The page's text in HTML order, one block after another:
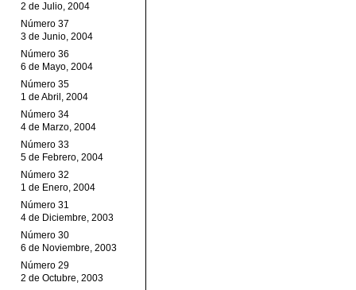
2 de Julio, 2004
Número 37
3 de Junio, 2004
Número 36
6 de Mayo, 2004
Número 35
1 de Abril, 2004
Número 34
4 de Marzo, 2004
Número 33
5 de Febrero, 2004
Número 32
1 de Enero, 2004
Número 31
4 de Diciembre, 2003
Número 30
6 de Noviembre, 2003
Número 29
2 de Octubre, 2003